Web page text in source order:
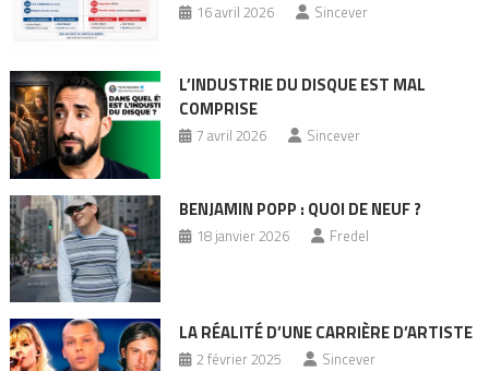
16 avril 2026 Sincever
L’INDUSTRIE DU DISQUE EST MAL
COMPRISE
7 avril 2026 Sincever
BENJAMIN POPP : QUOI DE NEUF ?
18 janvier 2026 Fredel
LA RÉALITÉ D’UNE CARRIÈRE D’ARTISTE
2 février 2025 Sincever